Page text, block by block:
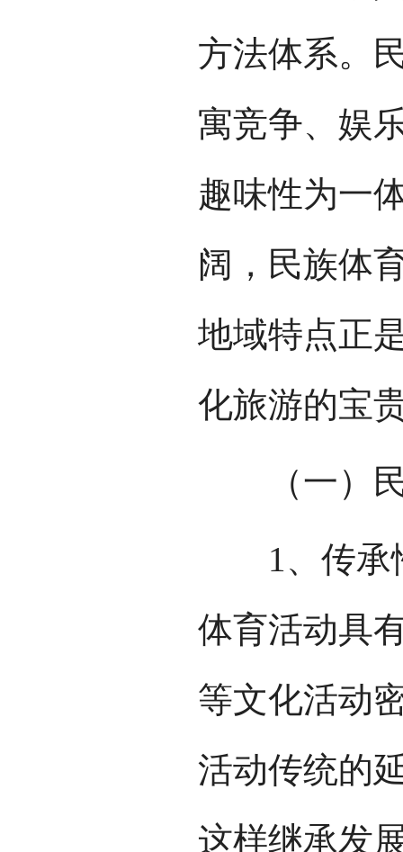
方法体系。
寓竞争、娱
趣味性为一
阔，民族体
地域特点正
化旅游的宝
（一）民
1、传承性
体育活动具
等文化活动
活动传统的
这样继承发